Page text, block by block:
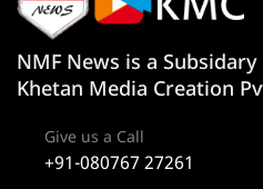
NMF News is a
Khetan Media Creation
Give us a Call
+91-080767 27261